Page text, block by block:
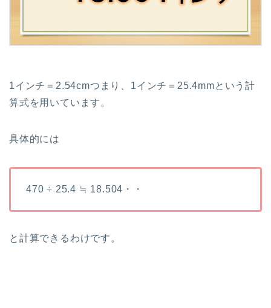
1インチ＝2.54cmつまり、1インチ＝25.4mmという計
算式を用いています。
具体的には
470 ÷ 25.4 ≒ 18.504・・
と計算できるわけです。